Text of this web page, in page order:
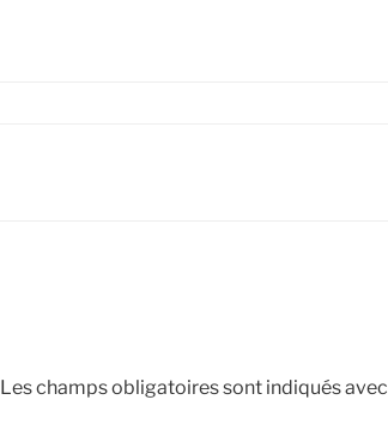
Les champs obligatoires sont indiqués avec